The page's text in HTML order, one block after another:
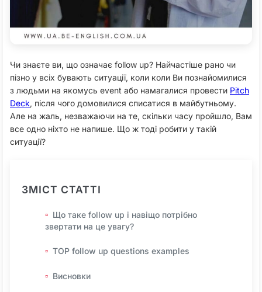
Чи знаєте ви, що означає follow up? Найчастіше рано чи
пізно у всіх бувають ситуації, коли коли Ви познайомилися
з людьми на якомусь event або намагалися провести Pitch
Deck, після чого домовилися списатися в майбутньому.
Але на жаль, незважаючи на те, скільки часу пройшло, Вам
все одно ніхто не напише. Що ж тоді робити у такій
ситуації?
ЗМІСТ СТАТТІ
Що таке follow up і навіщо потрібно
звертати на це увагу?
TOP follow up questions examples
Висновки